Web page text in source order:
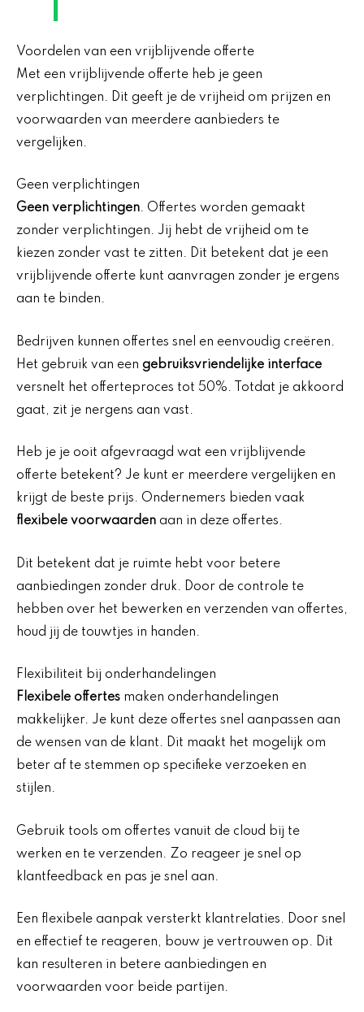
Voordelen van een vrijblijvende offerte
Met een vrijblijvende offerte heb je geen
verplichtingen. Dit geeft je de vrijheid om prijzen en
voorwaarden van meerdere aanbieders te
vergelijken.
Geen verplichtingen
Geen verplichtingen. Offertes worden gemaakt
zonder verplichtingen. Jij hebt de vrijheid om te
kiezen zonder vast te zitten. Dit betekent dat je een
vrijblijvende offerte kunt aanvragen zonder je ergens
aan te binden.
Bedrijven kunnen offertes snel en eenvoudig creëren.
Het gebruik van een gebruiksvriendelijke interface
versnelt het offerteproces tot 50%. Totdat je akkoord
gaat, zit je nergens aan vast.
Heb je je ooit afgevraagd wat een vrijblijvende
offerte betekent? Je kunt er meerdere vergelijken en
krijgt de beste prijs. Ondernemers bieden vaak
flexibele voorwaarden aan in deze offertes.
Dit betekent dat je ruimte hebt voor betere
aanbiedingen zonder druk. Door de controle te
hebben over het bewerken en verzenden van offertes,
houd jij de touwtjes in handen.
Flexibiliteit bij onderhandelingen
Flexibele offertes maken onderhandelingen
makkelijker. Je kunt deze offertes snel aanpassen aan
de wensen van de klant. Dit maakt het mogelijk om
beter af te stemmen op specifieke verzoeken en
stijlen.
Gebruik tools om offertes vanuit de cloud bij te
werken en te verzenden. Zo reageer je snel op
klantfeedback en pas je snel aan.
Een flexibele aanpak versterkt klantrelaties. Door snel
en effectief te reageren, bouw je vertrouwen op. Dit
kan resulteren in betere aanbiedingen en
voorwaarden voor beide partijen.